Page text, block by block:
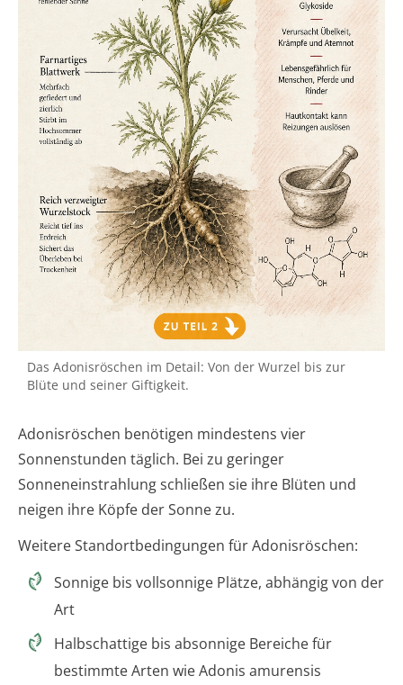
Das Adonisröschen im Detail: Von der Wurzel bis zur
Blüte und seiner Giftigkeit.
Adonisröschen benötigen mindestens vier
Sonnenstunden täglich. Bei zu geringer
Sonneneinstrahlung schließen sie ihre Blüten und
neigen ihre Köpfe der Sonne zu.
Weitere Standortbedingungen für Adonisröschen:
Sonnige bis vollsonnige Plätze, abhängig von der
Art
Halbschattige bis absonnige Bereiche für
bestimmte Arten wie Adonis amurensis